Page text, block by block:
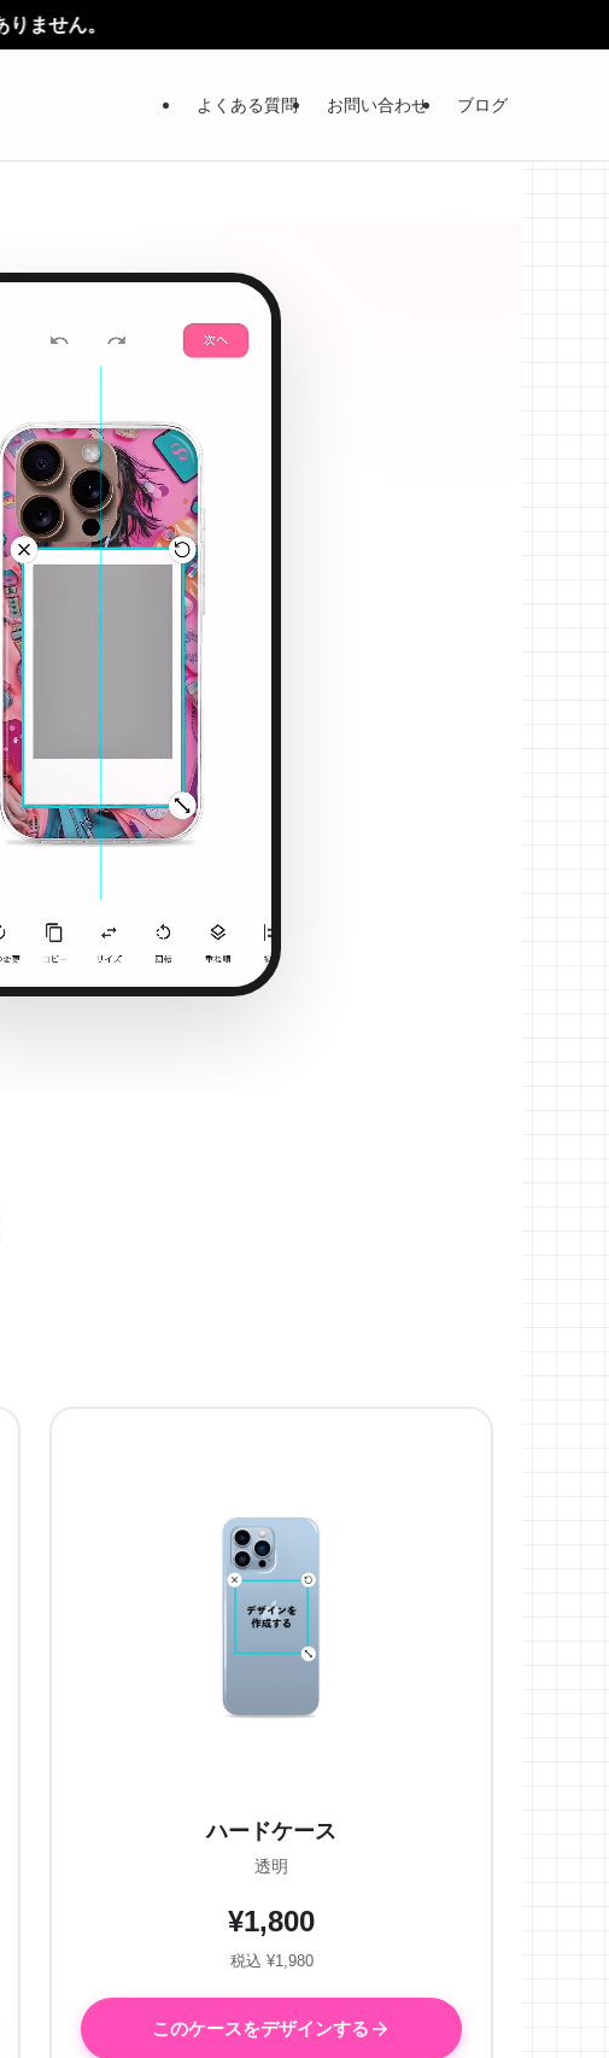
よくある質問 お問い合わせ ブログ
ハードケース
透明
¥1,800
税込 ¥1,980
このケースをデザインする